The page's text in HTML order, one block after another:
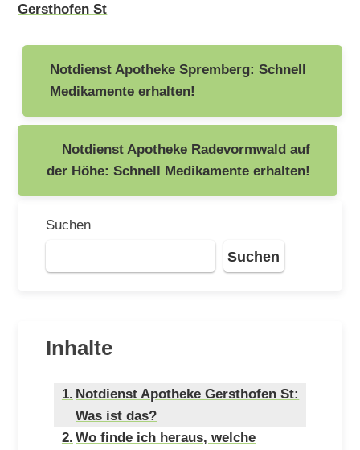
Gersthofen St
Beitragsnavigation
Notdienst Apotheke Spremberg: Schnell
Medikamente erhalten!
Notdienst Apotheke Radevormwald auf
der Höhe: Schnell Medikamente erhalten!
Suchen
Suchen
Inhalte
Notdienst Apotheke Gersthofen St:
Was ist das?
Wo finde ich heraus, welche